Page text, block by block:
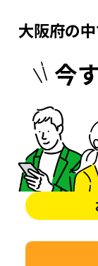
大阪府の
今